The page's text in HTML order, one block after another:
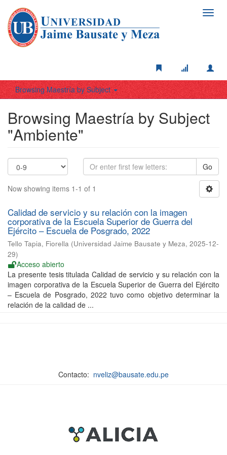
Browsing Maestría by Subject
Browsing Maestría by Subject
"Ambiente"
Go
Now showing items 1-1 of 1
Calidad de servicio y su relación con la imagen
corporativa de la Escuela Superior de Guerra del
Ejército – Escuela de Posgrado, 2022
Tello Tapia, Fiorella (Universidad Jaime Bausate y Meza, 2025-12-
29)
Acceso abierto
La presente tesis titulada Calidad de servicio y su relación con la
imagen corporativa de la Escuela Superior de Guerra del Ejército
– Escuela de Posgrado, 2022 tuvo como objetivo determinar la
relación de la calidad de ...
Contacto: nveliz@bausate.edu.pe